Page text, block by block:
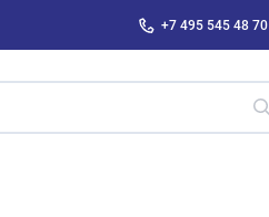
+7 495 545 48 70